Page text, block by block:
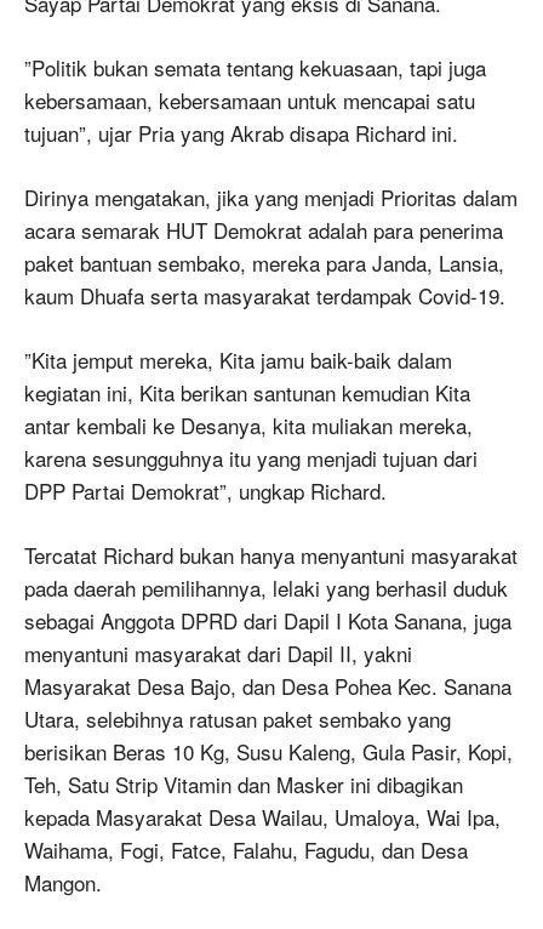
”Politik bukan semata tentang kekuasaan, tapi juga
kebersamaan, kebersamaan untuk mencapai satu
tujuan”, ujar Pria yang Akrab disapa Richard ini.
Dirinya mengatakan, jika yang menjadi Prioritas dalam
acara semarak HUT Demokrat adalah para penerima
paket bantuan sembako, mereka para Janda, Lansia,
kaum Dhuafa serta masyarakat terdampak Covid-19.
”Kita jemput mereka, Kita jamu baik-baik dalam
kegiatan ini, Kita berikan santunan kemudian Kita
antar kembali ke Desanya, kita muliakan mereka,
karena sesungguhnya itu yang menjadi tujuan dari
DPP Partai Demokrat”, ungkap Richard.
Tercatat Richard bukan hanya menyantuni masyarakat
pada daerah pemilihannya, lelaki yang berhasil duduk
sebagai Anggota DPRD dari Dapil I Kota Sanana, juga
menyantuni masyarakat dari Dapil II, yakni
Masyarakat Desa Bajo, dan Desa Pohea Kec. Sanana
Utara, selebihnya ratusan paket sembako yang
berisikan Beras 10 Kg, Susu Kaleng, Gula Pasir, Kopi,
Teh, Satu Strip Vitamin dan Masker ini dibagikan
kepada Masyarakat Desa Wailau, Umaloya, Wai Ipa,
Waihama, Fogi, Fatce, Falahu, Fagudu, dan Desa
Mangon.